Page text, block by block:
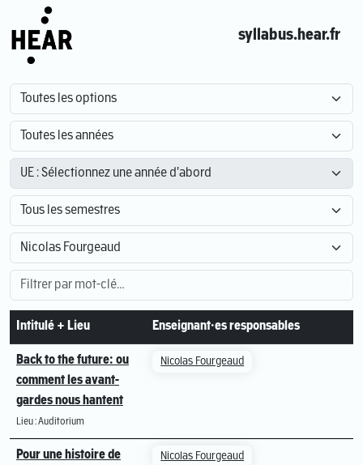
syllabus.hear.fr
Intitulé + Lieu Enseignant·es responsables
Back to the future: ou
comment les avant-
gardes nous hantent
Lieu : Auditorium
Nicolas Fourgeaud
Pour une histoire de
Nicolas Fourgeaud